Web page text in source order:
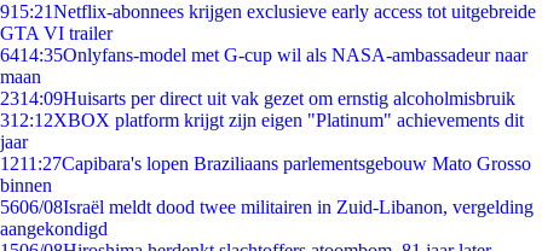
915:21Netflix-abonnees krijgen exclusieve early access tot uitgebreide
GTA VI trailer
6414:35Onlyfans-model met G-cup wil als NASA-ambassadeur naar
maan
2314:09Huisarts per direct uit vak gezet om ernstig alcoholmisbruik
312:12XBOX platform krijgt zijn eigen "Platinum" achievements dit
jaar
1211:27Capibara's lopen Braziliaans parlementsgebouw Mato Grosso
binnen
5606/08Israël meldt dood twee militairen in Zuid-Libanon, vergelding
aangekondigd